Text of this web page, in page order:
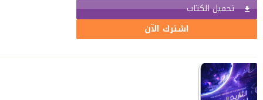
تحميل الكتاب
اشترك الآن